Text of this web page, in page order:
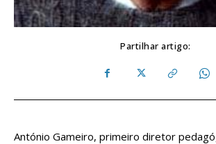
Partilhar artigo:
António Gameiro, primeiro diretor